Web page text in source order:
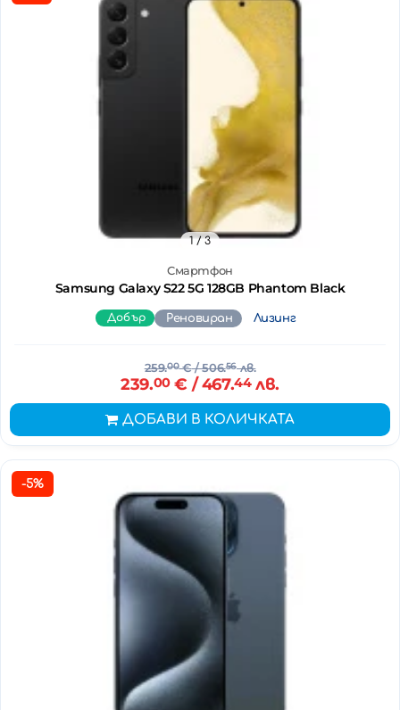
Смартфон
Samsung Galaxy S22 5G 128GB Phantom Black
1/ 3
Добър Реновиран Лизинг
259.00€/ 506.56лв.
239.00€ / 467.44лв.
ДОБАВИ В КОЛИЧКАТА
-5%